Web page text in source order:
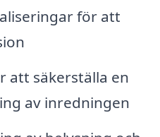
för att
att säkerställa en
av inredningen